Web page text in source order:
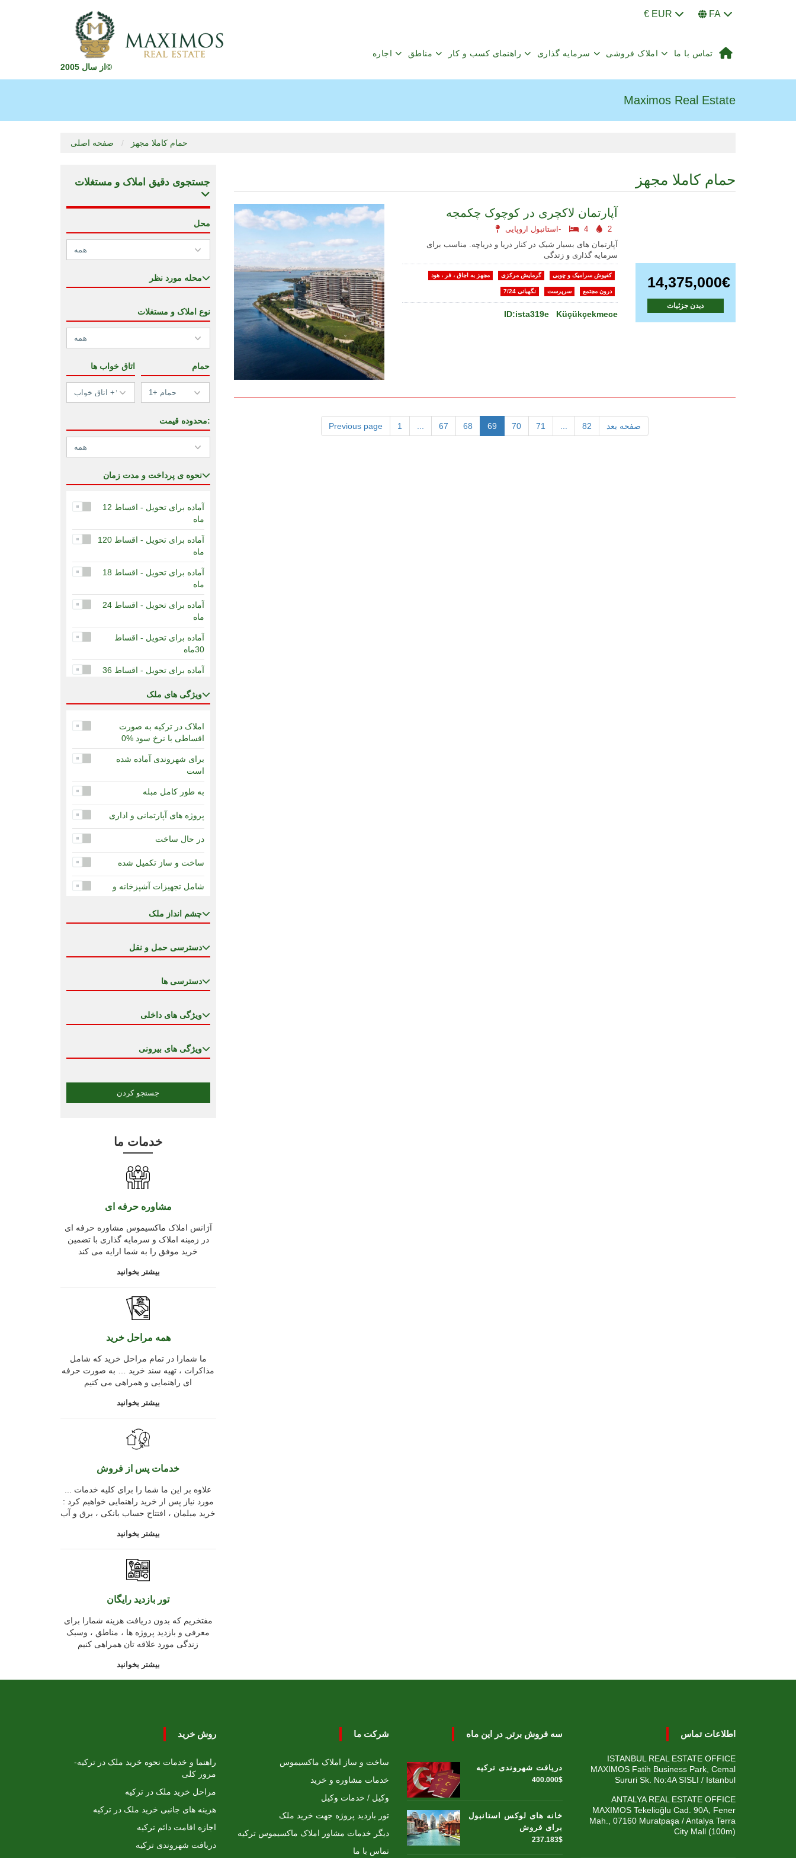
€ EUR FA
از سال 2005©
اجاره مناطق راهنمای کسب و کار سرمایه گذاری املاک فروشی تماس با ما
Maximos Real Estate
صفحه اصلی حمام کاملا مجهز
جستجوی دقیق املاک و مستغلات
محل
محله مورد نظر
نوع املاک و مستغلات
اتاق خواب ها حمام
محدوده قیمت:
نحوه ی پرداخت و مدت زمان
آماده برای تحویل - اقساط 12
ماه
آماده برای تحویل - اقساط 120
ماه
آماده برای تحویل - اقساط 18
ماه
آماده برای تحویل - اقساط 24
ماه
آماده برای تحویل - اقساط
30ماه
آماده برای تحویل - اقساط 36
آماده برای تحویل - اقساط 60
در دست ساخت - 12 ماه
اقساط
اقساط
ماه
ويژگی های ملک
املاک در ترکیه به صورت
اقساطی با نرخ سود %0
برای شهروندی آماده شده
است
به طور کامل مبله
پروژه های آپارتمانی و اداری
در حال ساخت
ساخت و ساز تکمیل شده
شامل تجهیزات آشپزخانه و
ضمانت درآمد اجاره
ضمانت دولت برای تکمیل
مزیت قیمتی جهت سرمایه
مسکونی ، اداری ، تجاری : یک
ملک خصوصی در هتل
چشم انداز ملک
دسترسی حمل و نقل
دسترسی ها
ویژگی های داخلی
ویژگی های بیرونی
خدمات ما
مشاوره حرفه ای
آژانس املاک ماکسیموس مشاوره حرفه ای
در زمینه املاک و سرمایه گذاری با تضمین
خرید موفق را به شما ارایه می کند
بیشتر بخوانید
همه مراحل خرید
ما شمارا در تمام مراحل خرید که شامل
مذاکرات ، تهیه سند خرید … به صورت حرفه
ای راهنمایی و همراهی می کنیم
بیشتر بخوانید
خدمات پس از فروش
مورد نیاز پس از خرید راهنمایی خواهیم کرد :
خرید مبلمان ، افتتاح حساب بانکی ، برق و آب
بیشتر بخوانید
تور بازدید رایگان
مفتخریم که بدون دریافت هزینه شمارا برای
معرفی و بازدید پروژه ها ، مناطق ، وسبک
زندگی مورد علاقه تان همراهی کنیم
بیشتر بخوانید
حمام کاملا مجهز
آپارتمان لاکچری در کوچوک چکمجه
استانبول اروپایی- 4
2
آپارتمان های بسیار شیک در کنار دریا و دریاچه. مناسب برای
سرمایه گذاری و زندگی
مجهز به اجاق ، فر ، هود گرمایش مرکزی کفپوش سرامیک و چوبی
نگهبانی 7/24 سرپرست درون مجتمع
ID:ista319e Küçükçekmece
14,375,000€
دیدن جزئیات
Previous page 1 67 68 69 70 71 82 صفحه بعد
روش خرید
راهنما و خدمات نحوه خرید ملک در ترکیه-
مرور کلی
مراحل خرید ملک در ترکیه
هزینه های جانبی خرید ملک در ترکیه
اجازه اقامت دائم ترکیه
دریافت شهروندی ترکیه
شرکت ما
ساخت و ساز املاک ماکسیموس
خدمات مشاوره و خرید
وکیل / خدمات وکیل
تور بازدید پروژه جهت خرید ملک
دیگر خدمات مشاور املاک ماکسیموس ترکیه
تماس با ما
سه فروش برتر ِ در این ماه
دریافت شهروندی ترکیه
400.000$
خانه های لوکس استانبول
برای فروش
237.183$
اطلاعات تماس
ISTANBUL REAL ESTATE OFFICE
MAXIMOS Fatih Business Park, Cemal
Sururi Sk. No:4A SISLI / Istanbul
ANTALYA REAL ESTATE OFFICE
MAXIMOS Tekelioğlu Cad. 90A, Fener
Mah., 07160 Muratpaşa / Antalya Terra
City Mall (100m)